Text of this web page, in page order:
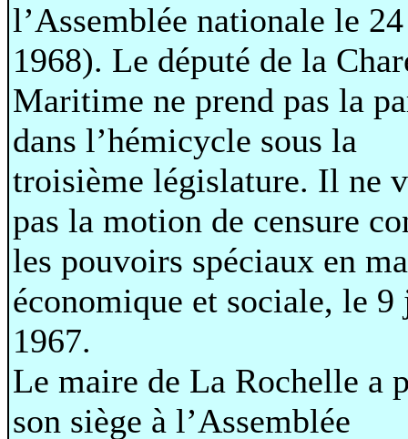
l’Assemblée nationale le
1968). Le député de la
Maritime ne prend pas la
dans l’hémicycle sous la
troisième législature. Il ne
pas la motion de censure
les pouvoirs spéciaux en
économique et sociale, le 9
1967.
Le maire de La Rochelle a
son siège à l’Assemblée